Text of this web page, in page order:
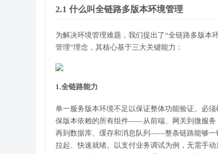
2.1 什么叫全链路多版本环境管理
为解决环境管理难题，我们提出了“全链路多版本
管理”理念，其核心基于三大关键能力：
1.全链路能力
单一服务版本环境不足以保证整体功能验证。必须
保版本依赖的所有组件——从前端、网关到微服务
再到数据库、缓存和消息队列——整条链路能够一
拉起、快速就绪。以支付业务调试为例，无需手动